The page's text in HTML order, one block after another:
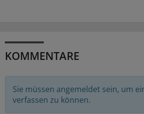
KOMMENTARE
Sie müssen angemeldet sein, um
verfassen zu können.